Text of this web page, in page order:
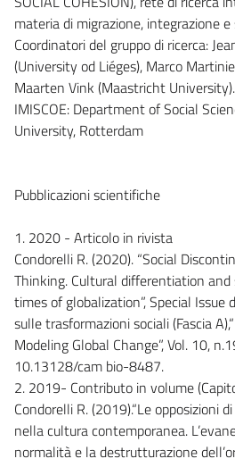
materia di migrazione, integrazione
Coordinatori del gruppo di ricerca:
(University od Liéges), Marco
Maarten Vink (Maastricht
IMISCOE: Department of Social
University, Rotterdam
Pubblicazioni scientifiche
1. 2020 - Articolo in rivista
Condorelli R. (2020). “Social
Thinking. Cultural differentiation
times of globalization”, Special Issue
sulle trasformazioni sociali (Fascia
Modeling Global Change”, Vol. 10,
10.13128/cam bio-8487.
2. 2019- Contributo in volume
Condorelli R. (2019).“Le opposizioni
nella cultura contemporanea.
normalità e la destrutturazione